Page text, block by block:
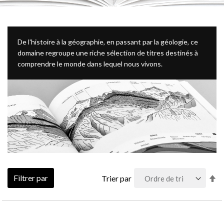
De l'histoire à la géographie, en passant par la géologie, ce
domaine regroupe une riche sélection de titres destinés à
comprendre le monde dans lequel nous vivons.
Trier par
Filtrer par